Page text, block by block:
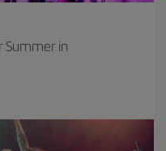
Summer in